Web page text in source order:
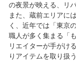
の夜景が映える、リ
また、蔵前エリアに
く、近年では「東京
職人が多く集まる「
リエイターが手がけ
りアイテムを取り扱